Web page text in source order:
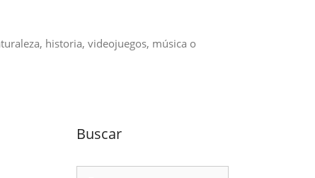
historia, videojuegos, música o
Buscar